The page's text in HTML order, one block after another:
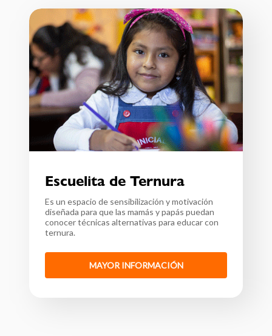
Escuelita de Ternura
Es un espacio de sensibilización y motivación
diseñada para que las mamás y papás puedan
conocer técnicas alternativas para educar con
ternura.
MAYOR INFORMACIÓN